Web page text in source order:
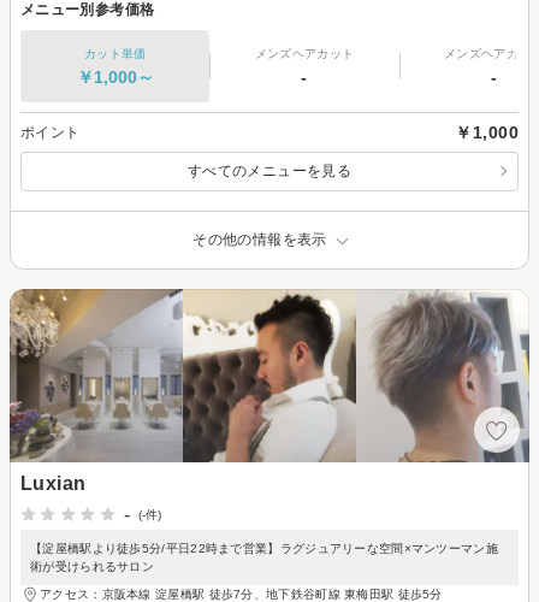
メニュー別参考価格
カット単価
￥1,000～
メンズヘアカット
-
メンズヘアカラ
-
ポイント ￥1,000
すべてのメニューを見る
その他の情報を表示
Luxian
-
(-件)
【淀屋橋駅より徒歩5分/平日22時まで営業】ラグジュアリーな空間×マンツーマン施
術が受けられるサロン
アクセス：京阪本線 淀屋橋駅 徒歩7分、地下鉄谷町線 東梅田駅 徒歩5分